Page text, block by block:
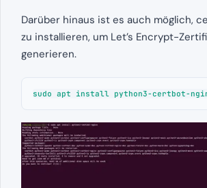
Darüber hinaus ist es auch möglich,
zu installieren, um Let’s Encrypt-
generieren.
sudo apt install python3-certbot-